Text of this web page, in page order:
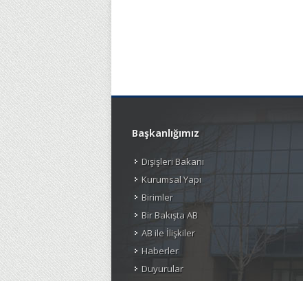
Başkanlığımız
Dışişleri Bakanı
Kurumsal Yapı
Birimler
Bir Bakışta AB
AB ile İlişkiler
Haberler
Duyurular